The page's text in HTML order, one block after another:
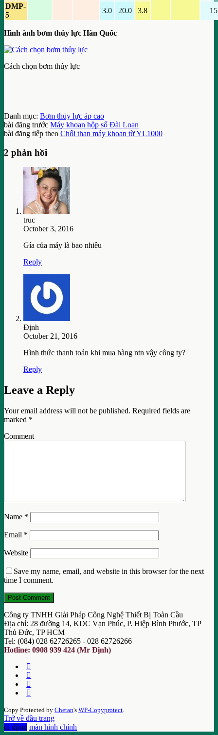
DMP-
5
3.0 20.0 3.8 15
Hình ành bơm thủy lực Hàn Quốc
Cách chọn bơm thủy lực
Danh mục: Bơm thủy lực áp cao
bài đăng trước Máy khoan hộp số Đài Loan
bài đăng tiếp theo Chổi than máy khoan từ YL1000
2 phản hồi
truc
October 3, 2016
Gía của máy là bao nhiêu
Reply
Định
October 21, 2016
Hình thức thanh toán khi mua hàng ntn vậy công ty?
Reply
Leave a Reply
Your email address will not be published. Required fields are
marked *
Comment
Name *
Email *
Website
Save my name, email, and website in this browser for the next
time I comment.
Công ty TNHH Giải Pháp Công Nghệ Thiết Bị Toàn Cầu
Địa chỉ: 28 đường 14, KDC Vạn Phúc, P. Hiệp Bình Phước, TP
Thủ Đức, TP HCM
Tel: (084) 028 62726265 - 028 62726266
Hotline: 0908 939 424 (Mr Định)
Copy Protected by Chetan's WP-Copyprotect.
Trở về đầu trang
di động màn hình chính